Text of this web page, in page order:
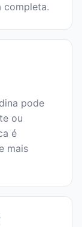
completa.
pode
ou
é
mais